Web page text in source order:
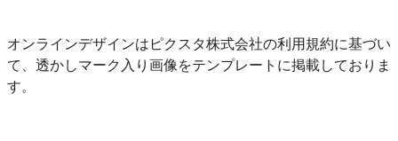
オンラインデザインはピクスタ株式会社の利用規約に基づい
て、透かしマーク入り画像をテンプレートに掲載しておりま
す。